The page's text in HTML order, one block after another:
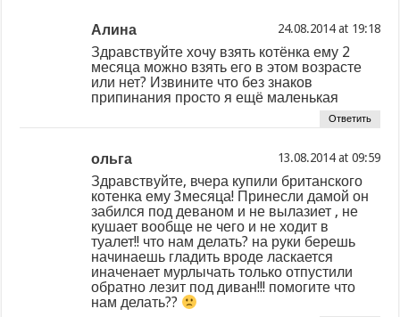
Алина at
Здравствуйте хочу взять котёнка ему 2
месяца можно взять его в этом возрасте
или нет? Извините что без знаков
припинания просто я ещё маленькая
Ответить
ольга at
Здравствуйте, вчера купили британского
котенка ему 3месяца! Принесли дамой он
забился под деваном и не вылазиет , не
кушает вообще не чего и не ходит в
туалет!! что нам делать? на руки берешь
начинаешь гладить вроде ласкается
иначенает мурлычать только отпустили
обратно лезит под диван!!! помогите что
нам делать??